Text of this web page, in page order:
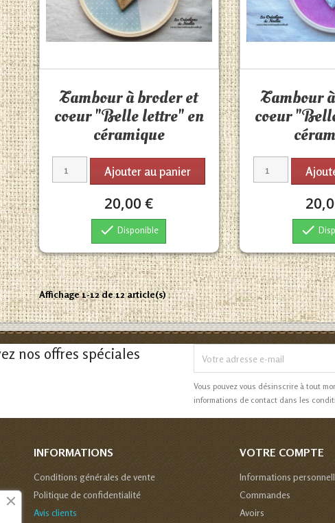
Tambour à broder et
coeur "Belle lettre" en
céramique
Ajouter au panier
20,00 €
 Disponible
Tambour
coeur

Affichage 1-12 de 12 article(s)
nos offres spéciales
Vous pouvez vous désinscrire à tout
informations de contact dans les
INFORMATIONS
Conditions générales de vente
Politique de confidentialité
Avis clients
VOTRE COMPTE
Informations
Commandes
Avoirs